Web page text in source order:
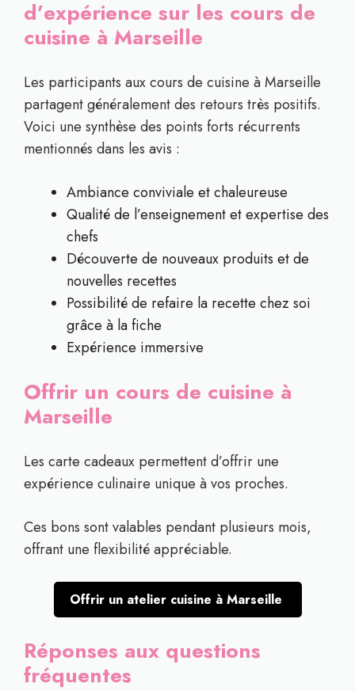
d’expérience sur les cours de
cuisine à Marseille
Les participants aux cours de cuisine à Marseille
partagent généralement des retours très positifs.
Voici une synthèse des points forts récurrents
mentionnés dans les avis :
Ambiance conviviale et chaleureuse
Qualité de l’enseignement et expertise des
chefs
Découverte de nouveaux produits et de
nouvelles recettes
Possibilité de refaire la recette chez soi
grâce à la fiche
Expérience immersive
Offrir un cours de cuisine à
Marseille
Les carte cadeaux permettent d’offrir une
expérience culinaire unique à vos proches.
Ces bons sont valables pendant plusieurs mois,
offrant une flexibilité appréciable.
Offrir un atelier cuisine à Marseille
Réponses aux questions
fréquentes